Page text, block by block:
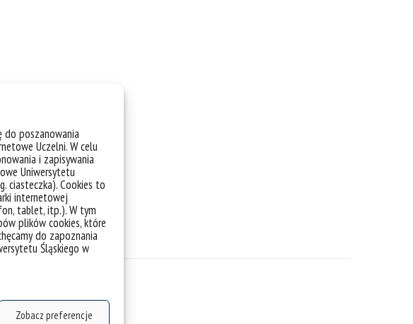
do poszanowania
Uczelni. W celu
i zapisywania
Uniwersytetu
ciasteczka). Cookies to
internetowej
tablet, itp.). W tym
plików cookies, które
do zapoznania
Śląskiego w
Zobacz preferencje